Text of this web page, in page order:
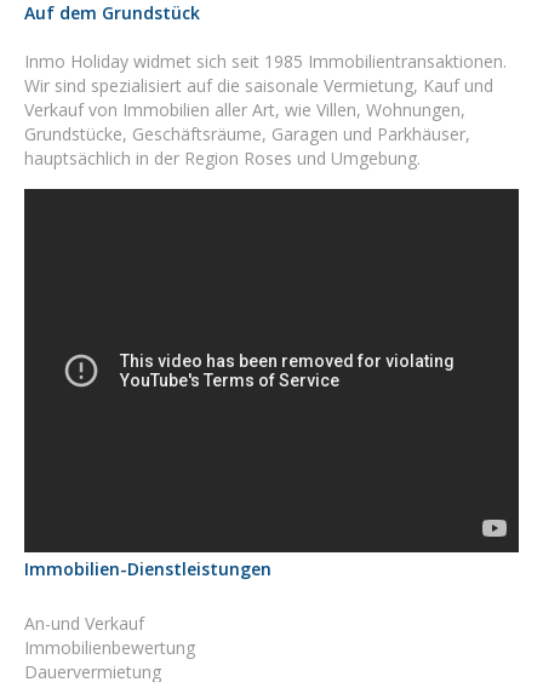
Auf dem Grundstück
Inmo Holiday widmet sich seit 1985 Immobilientransaktionen.
Wir sind spezialisiert auf die saisonale Vermietung, Kauf und
Verkauf von Immobilien aller Art, wie Villen, Wohnungen,
Grundstücke, Geschäftsräume, Garagen und Parkhäuser,
hauptsächlich in der Region Roses und Umgebung.
Immobilien-Dienstleistungen
An-und Verkauf
Immobilienbewertung
Dauervermietung